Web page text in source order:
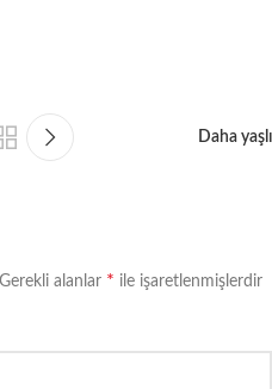
Daha yaşlı
Gerekli alanlar * ile işaretlenmişlerdir